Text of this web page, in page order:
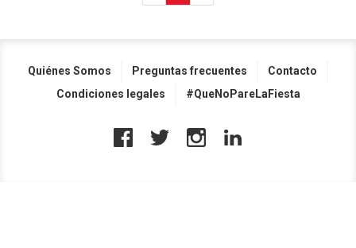
Quiénes Somos Preguntas frecuentes
Contacto
Condiciones legales
#QueNoPareLaFiesta